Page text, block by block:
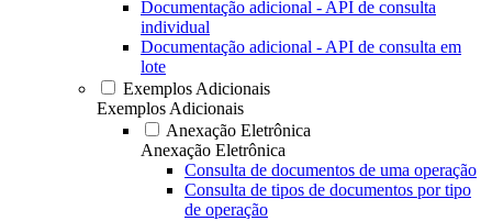
Documentação adicional - API de consulta
individual
Documentação adicional - API de consulta em
lote
Exemplos Adicionais
Exemplos Adicionais
Anexação Eletrônica
Anexação Eletrônica
Consulta de documentos de uma operação
Consulta de tipos de documentos por tipo
de operação